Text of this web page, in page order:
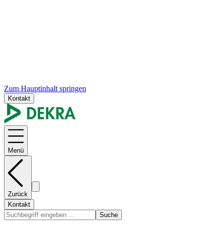
Zum Hauptinhalt springen
Kontakt
Menü
Zurück
Kontakt
Suche